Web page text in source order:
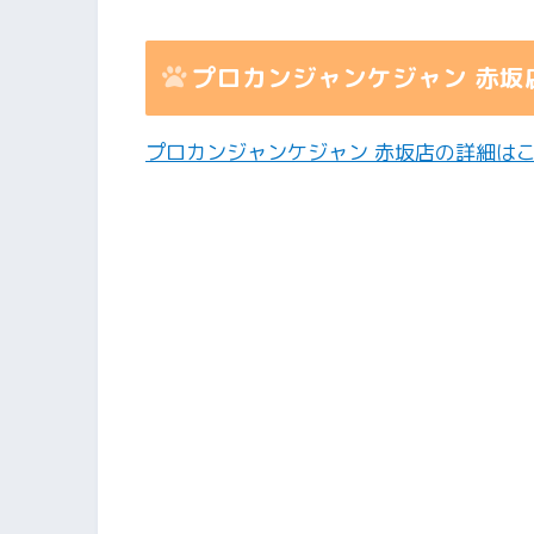
プロカンジャンケジャン 赤坂
プロカンジャンケジャン 赤坂店の詳細は